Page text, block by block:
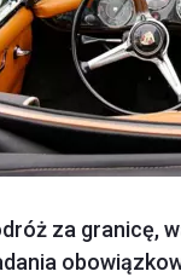
za granicę,